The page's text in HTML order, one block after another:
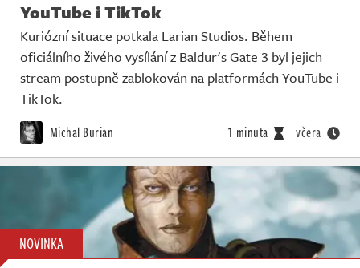
YouTube i TikTok
Kuriózní situace potkala Larian Studios. Během
oficiálního živého vysílání z Baldur's Gate 3 byl jejich
stream postupně zablokován na platformách YouTube i
TikTok.
Michal Burian 1 minuta včera
NOVINKA